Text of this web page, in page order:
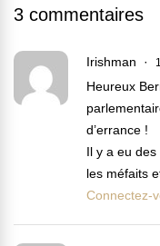
3 commentaires
Irishman
Heureux
d’errance !
Il y a eu
les méfaits
Connectez-